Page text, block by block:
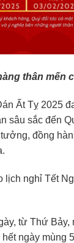
thân mến
Ất Tỵ 2025
sâu sắc đến
đồng
lịch nghỉ Tết
từ Thứ Bảy,
ngày mùng